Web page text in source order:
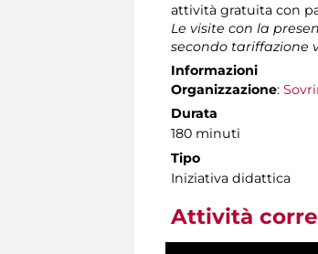
attività gratuita con
Le visite con la
secondo tariffazione
Informazioni
Organizzazione:
Durata
180 minuti
Tipo
Iniziativa didattica
Attività